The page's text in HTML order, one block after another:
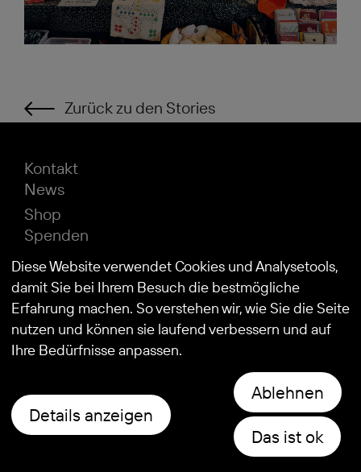
Zurück zu den Stories
© 2026Stiftung Kind und Autismus
Kontakt
News
Shop
Spenden
Impressum
Datenschutz
Diese Website verwendet Cookies und Analysetools,
damit Sie bei Ihrem Besuch die bestmögliche
Erfahrung machen. So verstehen wir, wie Sie die Seite
nutzen und können sie laufend verbessern und auf
Ihre Bedürfnisse anpassen.
Details anzeigen
Ablehnen
Das ist ok